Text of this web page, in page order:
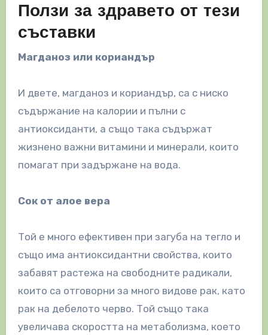
Ползи за здравето от тези
съставки
Магданоз или кориандър
И двете, магданоз и кориандър, са с ниско
съдържание на калории и пълни с
антиоксиданти, а също така съдържат
жизнено важни витамини и минерали, които
помагат при задържане на вода.
Сок от алое вера
Той е много ефективен при загуба на тегло и
също има антиоксидантни свойства, които
забавят растежа на свободните радикали,
които са отговорни за много видове рак, като
рак на дебелото черво. Той също така
увеличава скоростта на метаболизма, което